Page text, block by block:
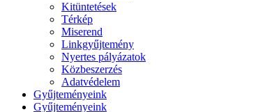
Kitüntetések
Térkép
Miserend
Linkgyűjtemény
Nyertes pályázatok
Közbeszerzés
Adatvédelem
Gyűjteményeink
Gyűjteményeink